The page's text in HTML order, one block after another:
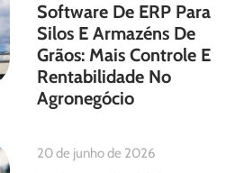
Software De ERP Para
Silos E Armazéns De
Grãos: Mais Controle E
Rentabilidade No
Agronegócio
20 de junho de 2026